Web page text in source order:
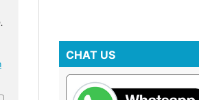
CHAT US